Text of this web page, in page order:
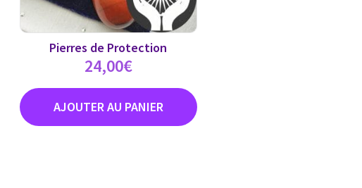
Pierres de Protection
24,00€